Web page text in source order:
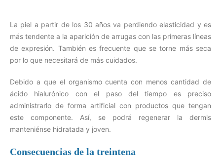
La piel a partir de los 30 años va perdiendo elasticidad y es
más tendente a la aparición de arrugas con las primeras líneas
de expresión. También es frecuente que se torne más seca
por lo que necesitará de más cuidados.
Debido a que el organismo cuenta con menos cantidad de
ácido hialurónico con el paso del tiempo es preciso
administrarlo de forma artificial con productos que tengan
este componente. Así, se podrá regenerar la dermis
manteniénse hidratada y joven.
Consecuencias de la treintena